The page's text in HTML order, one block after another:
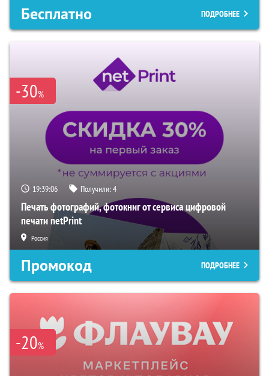
Бесплатно ПОДРОБНЕЕ
-30%
19:39:05 Получили:4
Печать фотографий, фотокниг от сервиса цифровой
печати netPrint
Россия
Промокод ПОДРОБНЕЕ
-20%